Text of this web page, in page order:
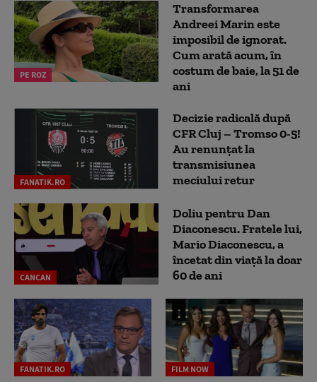
PE ROZ
Transformarea
Andreei Marin este
imposibil de ignorat.
Cum arată acum, în
costum de baie, la 51 de
ani
FANATIK.RO
Decizie radicală după
CFR Cluj – Tromso 0-5!
Au renunțat la
transmisiunea
meciului retur
CANCAN
Doliu pentru Dan
Diaconescu. Fratele lui,
Mario Diaconescu, a
încetat din viață la doar
60 de ani
FANATIK.RO FILM NOW